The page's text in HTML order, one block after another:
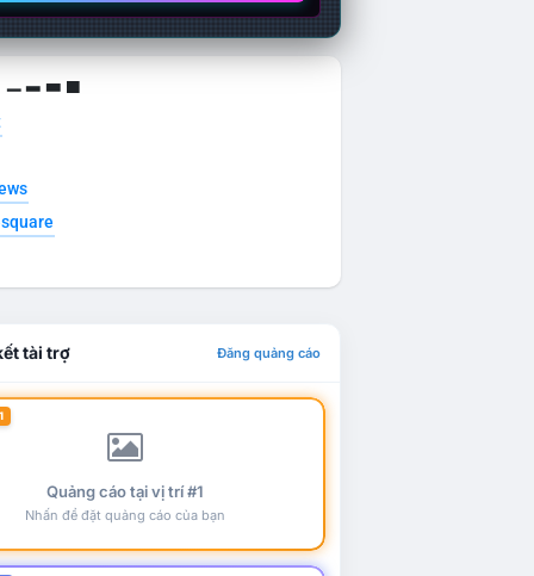
▁ ▂ ▃ ▄
tài trợ Đăng quảng cáo
Quảng cáo tại vị trí #1
Nhấn để đặt quảng cáo của bạn